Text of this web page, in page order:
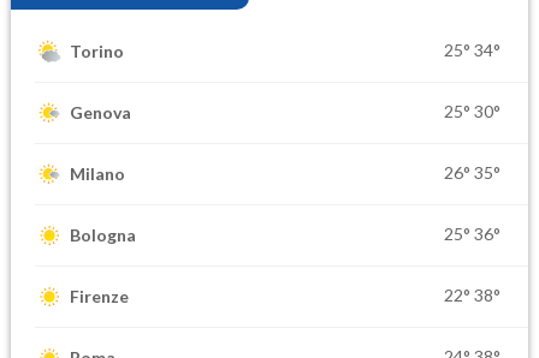
Torino 25° 34°
Genova 25° 30°
Milano 26° 35°
Bologna 25° 36°
Firenze 22° 38°